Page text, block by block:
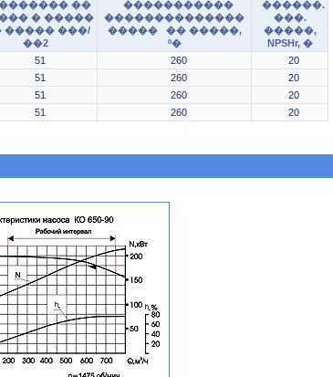
��
� �����
����� ���/
��2
�����������
��������������
����� �� �����,
º�
������.
���.
�����,
NPSHr, �
51 260
20
51 260
20
51 260
20
51 260 20